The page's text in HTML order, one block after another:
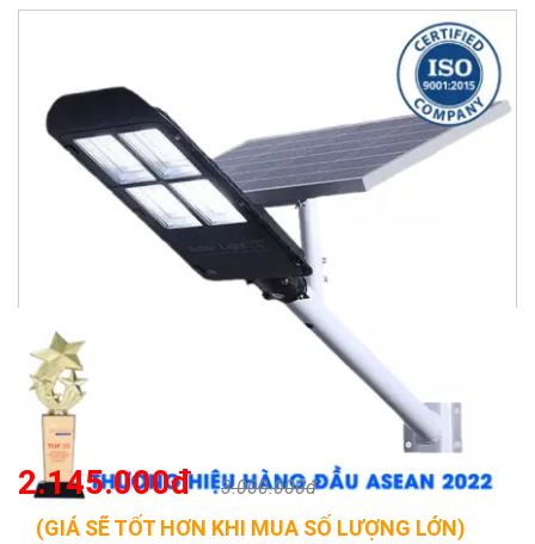
2.145.000đ 3.000.000đ
(GIÁ SẼ TỐT HƠN KHI MUA SỐ LƯỢNG LỚN)